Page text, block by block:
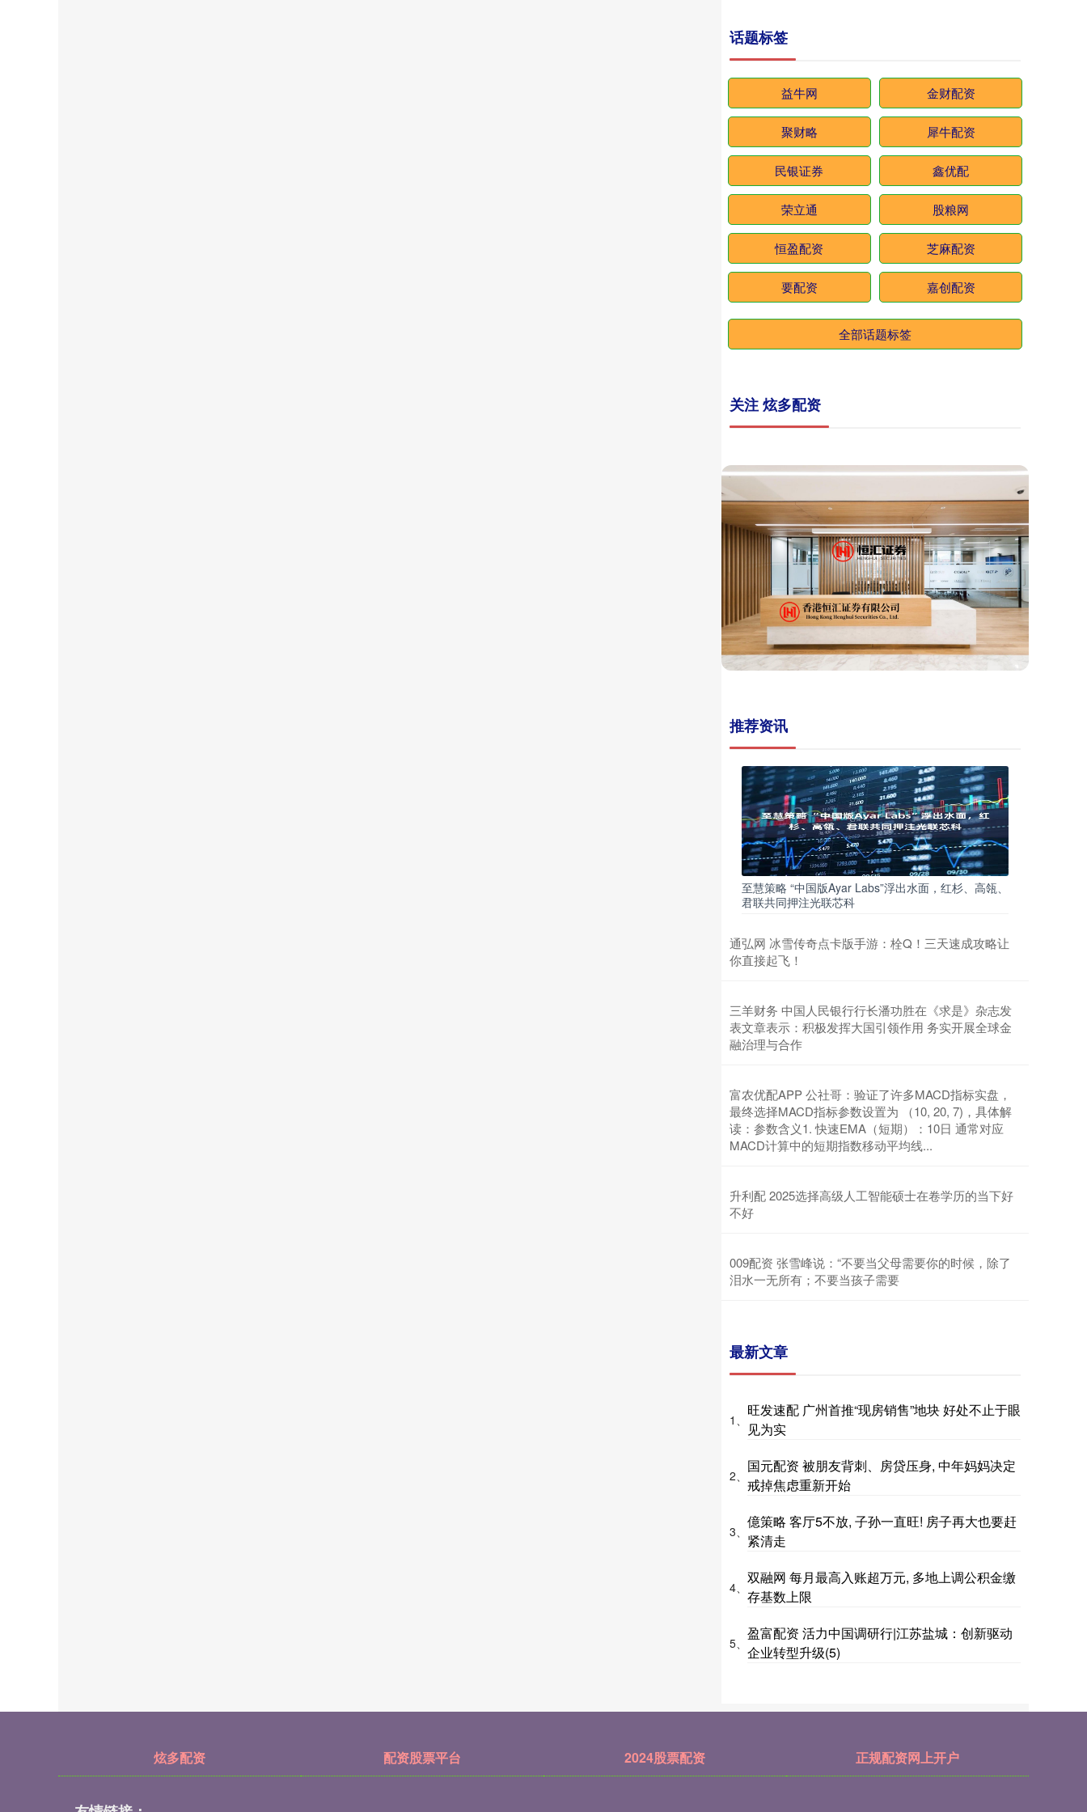
话题标签
益牛网 金财配资
聚财略 犀牛配资
民银证券 鑫优配
荣立通 股粮网
恒盈配资 芝麻配资
要配资 嘉创配资
全部话题标签
关注 炫多配资
推荐资讯
至慧策略 “中国版Ayar Labs”浮出水面，红杉、高瓴、
君联共同押注光联芯科
通弘网 冰雪传奇点卡版手游：栓Q！三天速成攻略让
你直接起飞！
三羊财务 中国人民银行行长潘功胜在《求是》杂志发
表文章表示：积极发挥大国引领作用 务实开展全球金
融治理与合作
富农优配APP 公社哥：验证了许多MACD指标实盘，
最终选择MACD指标参数设置为 （10, 20, 7)，具体解
读：参数含义1. 快速EMA（短期）：10日 通常对应
MACD计算中的短期指数移动平均线...
升利配 2025选择高级人工智能硕士在卷学历的当下好
不好
009配资 张雪峰说：“不要当父母需要你的时候，除了
泪水一无所有；不要当孩子需要
最新文章
1、
旺发速配 广州首推“现房销售”地块 好处不止于眼
见为实
2、
国元配资 被朋友背刺、房贷压身, 中年妈妈决定
戒掉焦虑重新开始
3、
億策略 客厅5不放, 子孙一直旺! 房子再大也要赶
紧清走
4、
双融网 每月最高入账超万元, 多地上调公积金缴
存基数上限
5、
盈富配资 活力中国调研行|江苏盐城：创新驱动
企业转型升级(5)
炫多配资 配资股票平台 2024股票配资 正规配资网上开户